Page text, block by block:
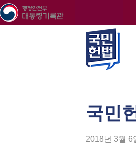
국민
2018년 3월 6